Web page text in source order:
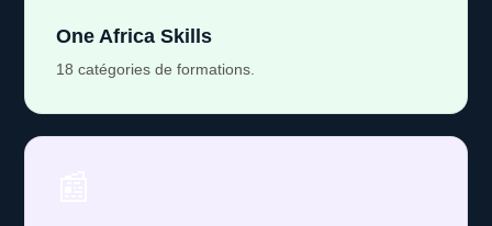
One Africa Skills
18 catégories de formations.